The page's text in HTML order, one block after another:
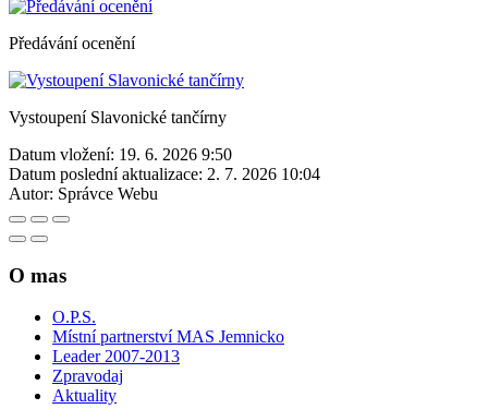
Předávání ocenění
Vystoupení Slavonické tančírny
Datum vložení: 19. 6. 2026 9:50
Datum poslední aktualizace: 2. 7. 2026 10:04
Autor: Správce Webu
O mas
O.P.S.
Místní partnerství MAS Jemnicko
Leader 2007-2013
Zpravodaj
Aktuality